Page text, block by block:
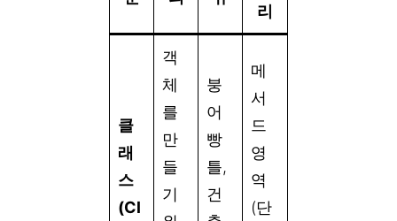
리
클
래
스
(Cl
객
체
를
만
들
기
붕
어
빵
틀,
건
메
서
드
영
역
(단